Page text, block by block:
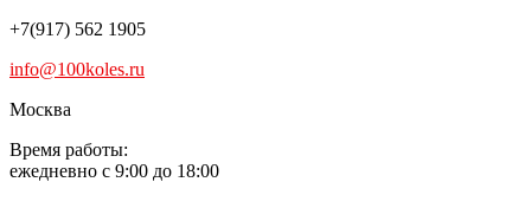
+7(917) 562 1905
info@100koles.ru
Москва
Время работы:
ежедневно с 9:00 до 18:00